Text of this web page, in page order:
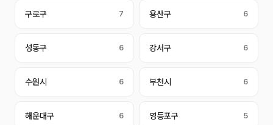
구로구 7 용산구 6
성동구 6 강서구 6
수원시 6 부천시 6
해운대구 6 영등포구 5